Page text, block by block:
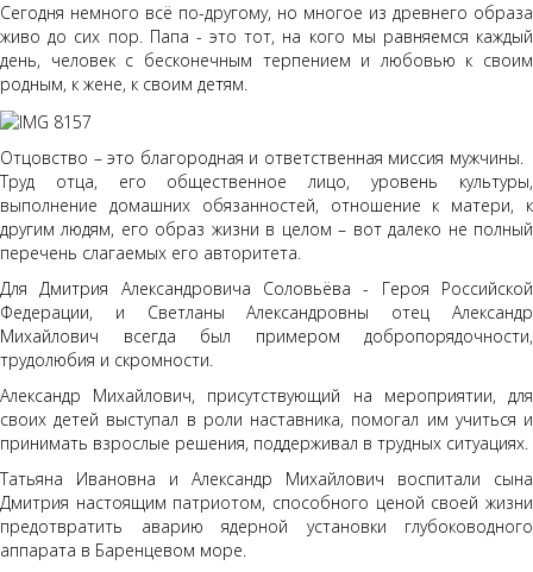
Сегодня немного всё по-другому, но многое из древнего образа
живо до сих пор. Папа - это тот, на кого мы равняемся каждый
день, человек с бесконечным терпением и любовью к своим
родным, к жене, к своим детям.
Отцовство – это благородная и ответственная миссия мужчины.
Труд отца, его общественное лицо, уровень культуры,
выполнение домашних обязанностей, отношение к матери, к
другим людям, его образ жизни в целом – вот далеко не полный
перечень слагаемых его авторитета.
Для Дмитрия Александровича Соловьёва - Героя Российской
Федерации, и Светланы Александровны отец Александр
Михайлович всегда был примером добропорядочности,
трудолюбия и скромности.
Александр Михайлович, присутствующий на мероприятии, для
своих детей выступал в роли наставника, помогал им учиться и
принимать взрослые решения, поддерживал в трудных ситуациях.
Татьяна Ивановна и Александр Михайлович воспитали сына
Дмитрия настоящим патриотом, способного ценой своей жизни
предотвратить аварию ядерной установки глубоководного
аппарата в Баренцевом море.